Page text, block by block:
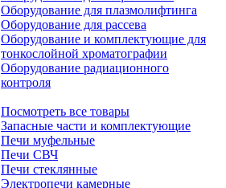
Оборудование для плазмолифтинга
Оборудование для рассева
Оборудование и комплектующие для
тонкослойной хроматографии
Оборудование радиационного
контроля
Посмотреть все товары
Запасные части и комплектующие
Печи муфельные
Печи СВЧ
Печи стеклянные
Электропечи камерные